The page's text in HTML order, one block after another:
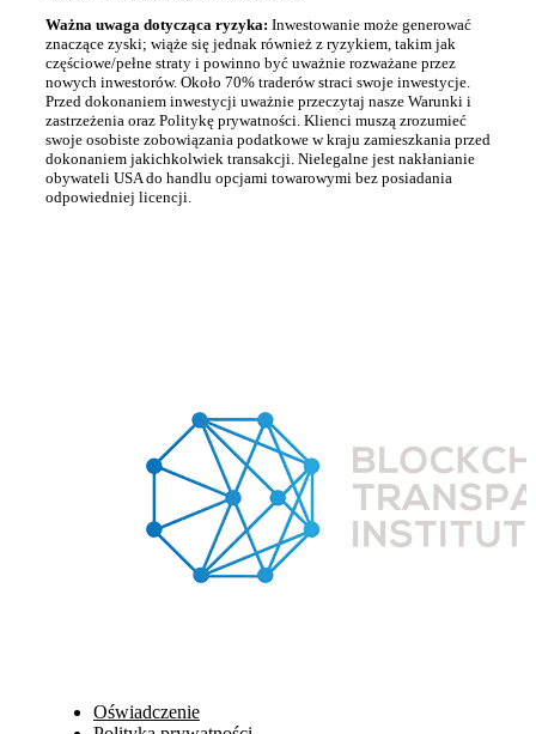
Ważna uwaga dotycząca ryzyka: Inwestowanie może generować
znaczące zyski; wiąże się jednak również z ryzykiem, takim jak
częściowe/pełne straty i powinno być uważnie rozważane przez
nowych inwestorów. Około 70% traderów straci swoje inwestycje.
Przed dokonaniem inwestycji uważnie przeczytaj nasze Warunki i
zastrzeżenia oraz Politykę prywatności. Klienci muszą zrozumieć
swoje osobiste zobowiązania podatkowe w kraju zamieszkania przed
dokonaniem jakichkolwiek transakcji. Nielegalne jest nakłanianie
obywateli USA do handlu opcjami towarowymi bez posiadania
odpowiedniej licencji.
Oświadczenie